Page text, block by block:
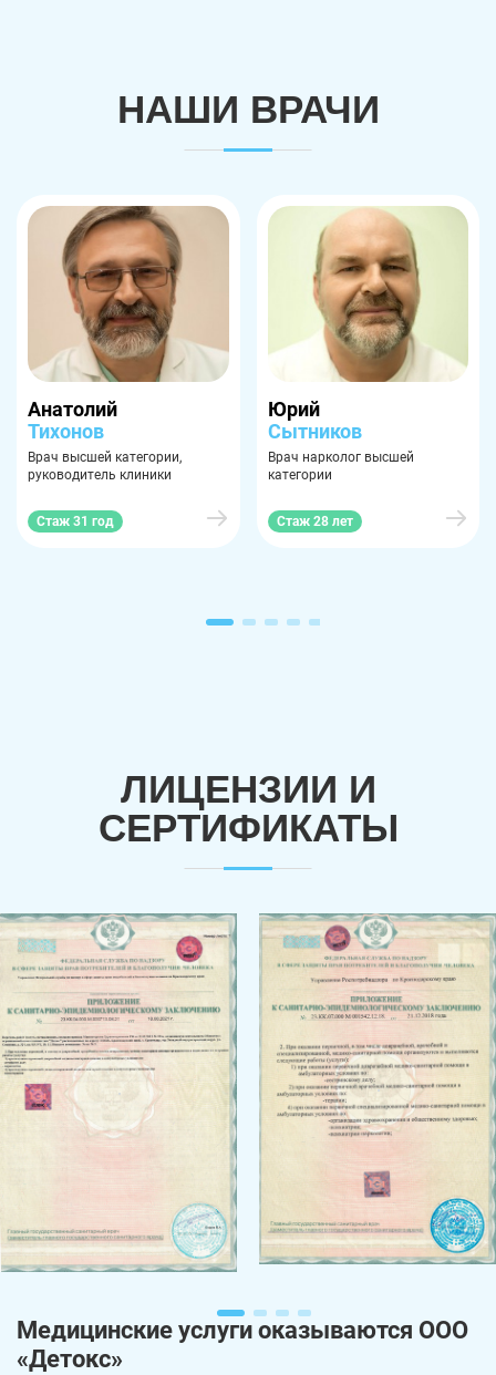
НАШИ ВРАЧИ
Анатолий
Тихонов
Врач высшей категории,
руководитель клиники
Стаж 31 год
Юрий
Сытников
Врач нарколог высшей
категории
Стаж 28 лет
ЛИЦЕНЗИИ И
СЕРТИФИКАТЫ
Медицинские услуги оказываются ООО
«Детокс»
Копейск Миасс